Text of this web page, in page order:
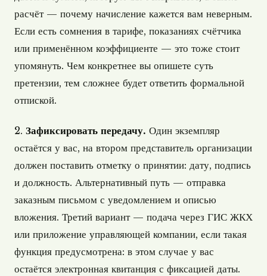
расчёт — почему начисление кажется вам неверным.
Если есть сомнения в тарифе, показаниях счётчика
или применённом коэффициенте — это тоже стоит
упомянуть. Чем конкретнее вы опишете суть
претензии, тем сложнее будет ответить формальной
отпиской.
2. Зафиксировать передачу. Один экземпляр
остаётся у вас, на втором представитель организации
должен поставить отметку о принятии: дату, подпись
и должность. Альтернативный путь — отправка
заказным письмом с уведомлением и описью
вложения. Третий вариант — подача через ГИС ЖКХ
или приложение управляющей компании, если такая
функция предусмотрена: в этом случае у вас
остаётся электронная квитанция с фиксацией даты.